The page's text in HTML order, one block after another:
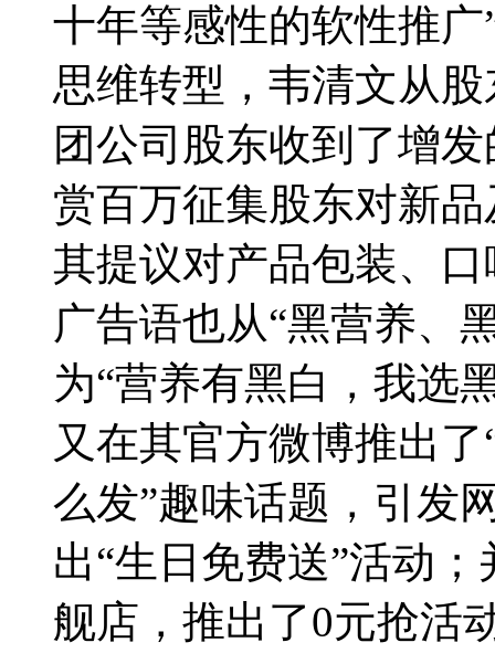
十年等感性的软性推
思维转型，韦清文从
团公司股东收到了增
赏百万征集股东对新
其提议对产品包装、
广告语也从“黑营养、
为“营养有黑白，我选
又在其官方微博推出
么发”趣味话题，引发
出“生日免费送”活动
舰店，推出了0元抢活